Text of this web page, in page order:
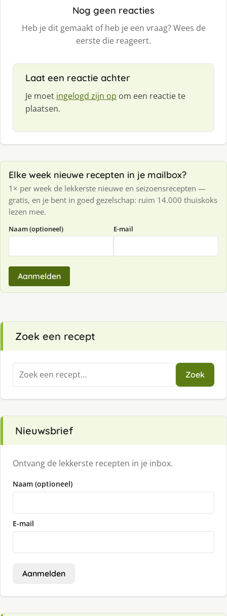
Nog geen reacties
Heb je dit gemaakt of heb je een vraag? Wees de
eerste die reageert.
Laat een reactie achter
Je moet ingelogd zijn op om een reactie te
plaatsen.
Elke week nieuwe recepten in je mailbox?
1× per week de lekkerste nieuwe en seizoensrecepten —
gratis, en je bent in goed gezelschap: ruim 14.000 thuiskoks
lezen mee.
Naam (optioneel) E-mail
Aanmelden
Zoek een recept
Zoeken
naar:
Zoek
Nieuwsbrief
Ontvang de lekkerste recepten in je inbox.
Naam (optioneel)
E-mail
Aanmelden